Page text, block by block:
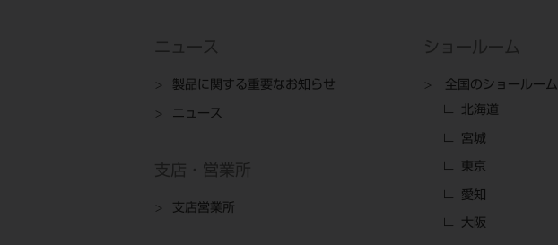
ニュース
製品に関する重要なお知らせ
ニュース
支店・営業所
支店営業所
ショールーム
全国のショールーム
北海道
宮城
東京
愛知
大阪